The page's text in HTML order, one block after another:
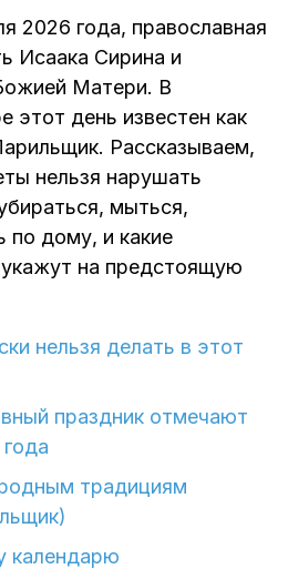
2026 года, православная
Исаака Сирина и
Матери. В
этот день известен как
Рассказываем,
нельзя нарушать
мыться,
по дому, и какие
на предстоящую
нельзя делать в этот
праздник отмечают
традициям
календарю